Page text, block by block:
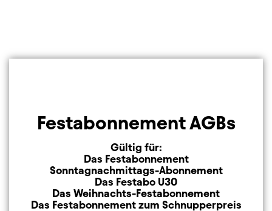
Festabonnement AGBs
Gültig für:
Das Festabonnement
Sonntagnachmittags-Abonnement
Das Festabo U30
Das Weihnachts-Festabonnement
Das Festabonnement zum Schnupperpreis